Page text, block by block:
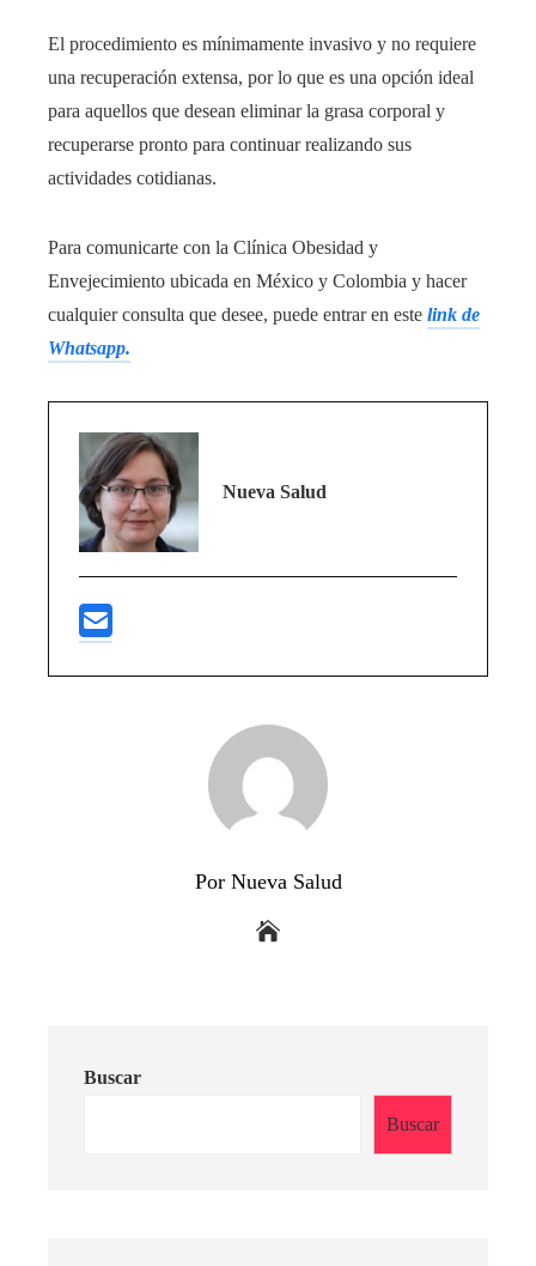
El procedimiento es mínimamente invasivo y no requiere
una recuperación extensa, por lo que es una opción ideal
para aquellos que desean eliminar la grasa corporal y
recuperarse pronto para continuar realizando sus
actividades cotidianas.
Para comunicarte con la Clínica Obesidad y
Envejecimiento ubicada en México y Colombia y hacer
cualquier consulta que desee, puede entrar en este link de
Whatsapp.
Nueva Salud
Por Nueva Salud
Buscar
Buscar